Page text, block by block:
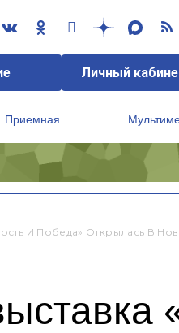
Личный
Приемная
И Победа» Открылась В